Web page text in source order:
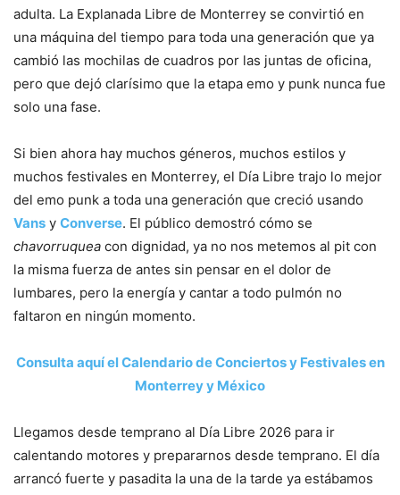
adulta. La Explanada Libre de Monterrey se convirtió en
una máquina del tiempo para toda una generación que ya
cambió las mochilas de cuadros por las juntas de oficina,
pero que dejó clarísimo que la etapa emo y punk nunca fue
solo una fase.
Si bien ahora hay muchos géneros, muchos estilos y
muchos festivales en Monterrey, el Día Libre trajo lo mejor
del emo punk a toda una generación que creció usando
Vans y Converse. El público demostró cómo se
chavorruquea con dignidad, ya no nos metemos al pit con
la misma fuerza de antes sin pensar en el dolor de
lumbares, pero la energía y cantar a todo pulmón no
faltaron en ningún momento.
Consulta aquí el Calendario de Conciertos y Festivales en
Monterrey y México
Llegamos desde temprano al Día Libre 2026 para ir
calentando motores y prepararnos desde temprano. El día
arrancó fuerte y pasadita la una de la tarde ya estábamos